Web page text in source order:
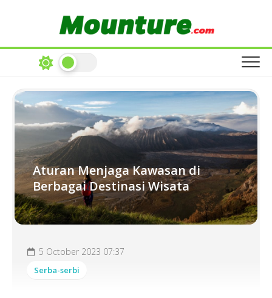
Aturan Menjaga Kawasan di
Berbagai Destinasi Wisata
5 October 2023 07:37
Serba-serbi